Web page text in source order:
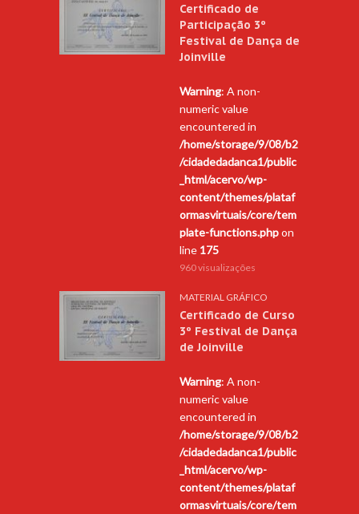
Certificado de
Participação 3º
Festival de Dança de
Joinville
Warning: A non-
numeric value
encountered in
/home/storage/9/08/b2
/cidadedadanca1/public
_html/acervo/wp-
content/themes/plataf
ormasvirtuais/core/tem
plate-functions.phpon
line 175
960 visualizações
MATERIAL GRÁFICO
Certificado de Curso
3º Festival de Dança
de Joinville
Warning: A non-
numeric value
encountered in
/home/storage/9/08/b2
/cidadedadanca1/public
_html/acervo/wp-
content/themes/plataf
ormasvirtuais/core/tem